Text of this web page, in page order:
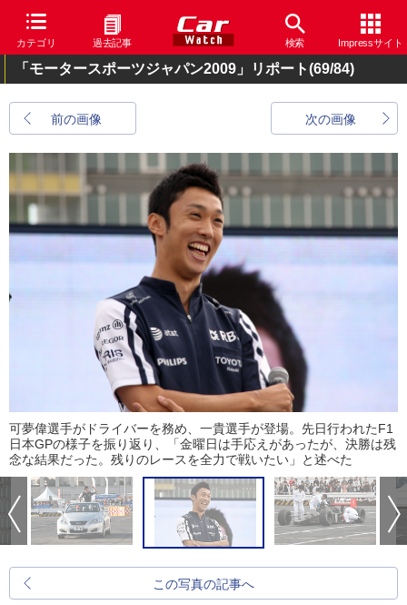
カテゴリ 過去記事 検索 Impressサイト
「モータースポーツジャパン2009」リポート(69/84)
前の画像 次の画像
可夢偉選手がドライバーを務め、一貴選手が登場。先日行われたF1
日本GPの様子を振り返り、「金曜日は手応えがあったが、決勝は残
念な結果だった。残りのレースを全力で戦いたい」と述べた
この写真の記事へ